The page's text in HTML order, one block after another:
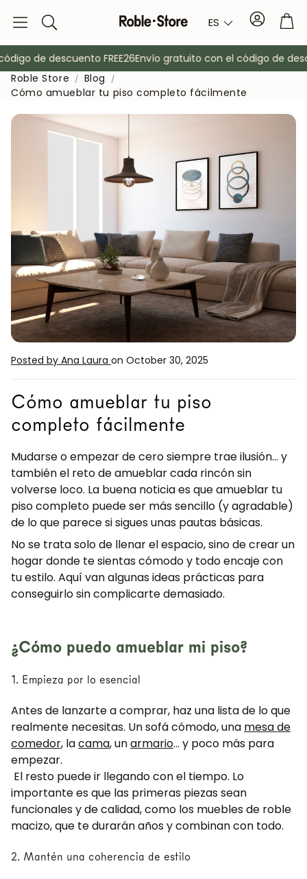
Buscar ES Cuenta
Armarios Mesitas de
Percheros Muebles
de descuento FREE26Envío gratuito con el código de
Roble Store
Blog
Cómo amueblar tu piso completo fácilmente
Posted by Ana Laura on October 30, 2025
Cómo amueblar tu piso
completo fácilmente
Mudarse o empezar de cero siempre trae ilusión… y
también el reto de amueblar cada rincón sin
volverse loco. La buena noticia es que amueblar tu
piso completo puede ser más sencillo (y agradable)
de lo que parece si sigues unas pautas básicas.
No se trata solo de llenar el espacio, sino de crear un
hogar donde te sientas cómodo y todo encaje con
tu estilo. Aquí van algunas ideas prácticas para
conseguirlo sin complicarte demasiado.
¿Cómo puedo amueblar mi piso?
1. Empieza por lo esencial
Antes de lanzarte a comprar, haz una lista de lo que
realmente necesitas. Un sofá cómodo, una mesa de
comedor, lacama, unarmario… y poco más para
empezar.
El resto puede ir llegando con el tiempo. Lo
importante es que las primeras piezas sean
funcionales y de calidad, como los muebles de roble
macizo, que te durarán años y combinan con todo.
2. Mantén una coherencia de estilo